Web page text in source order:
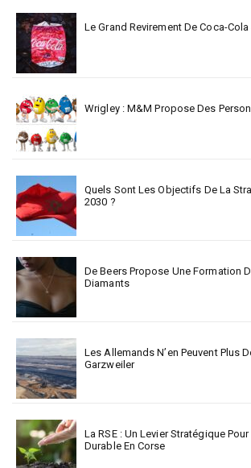
Le Grand Revirement De Coca-
Wrigley : M&M Propose Des
Quels Sont Les Objectifs De La
2030 ?
De Beers Propose Une Formation
Diamants
Les Allemands N’en Peuvent Plus
Garzweiler
La RSE : Un Levier Stratégique
Durable En Corse